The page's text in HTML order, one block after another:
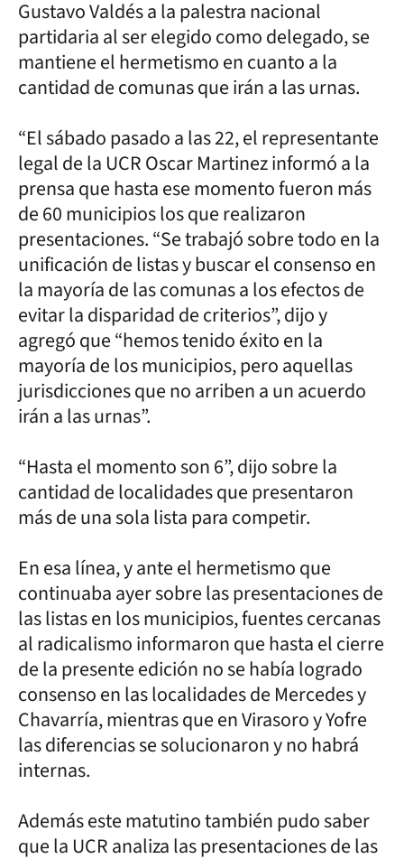
Gustavo Valdés a la palestra nacional
partidaria al ser elegido como delegado, se
mantiene el hermetismo en cuanto a la
cantidad de comunas que irán a las urnas.
“El sábado pasado a las 22, el representante
legal de la UCR Oscar Martinez informó a la
prensa que hasta ese momento fueron más
de 60 municipios los que realizaron
presentaciones. “Se trabajó sobre todo en la
unificación de listas y buscar el consenso en
la mayoría de las comunas a los efectos de
evitar la disparidad de criterios”, dijo y
agregó que “hemos tenido éxito en la
mayoría de los municipios, pero aquellas
jurisdicciones que no arriben a un acuerdo
irán a las urnas”.
“Hasta el momento son 6”, dijo sobre la
cantidad de localidades que presentaron
más de una sola lista para competir.
En esa línea, y ante el hermetismo que
continuaba ayer sobre las presentaciones de
las listas en los municipios, fuentes cercanas
al radicalismo informaron que hasta el cierre
de la presente edición no se había logrado
consenso en las localidades de Mercedes y
Chavarría, mientras que en Virasoro y Yofre
las diferencias se solucionaron y no habrá
internas.
Además este matutino también pudo saber
que la UCR analiza las presentaciones de las